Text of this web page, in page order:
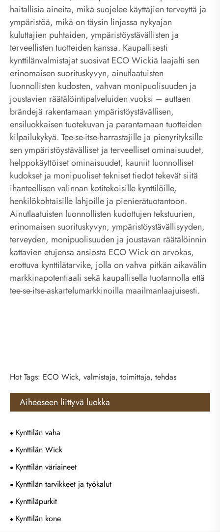
haitallisia aineita, mikä suojelee käyttäjien terveyttä ja
ympäristöä, mikä on täysin linjassa nykyajan
kuluttajien puhtaiden, ympäristöystävällisten ja
terveellisten tuotteiden kanssa. Kaupallisesti
kynttilänvalmistajat suosivat ECO Wickiä laajalti sen
erinomaisen suorituskyvyn, ainutlaatuisten
luonnollisten kudosten, vahvan monipuolisuuden ja
joustavien räätälöintipalveluiden vuoksi – auttaen
brändejä rakentamaan ympäristöystävällisen,
ensiluokkaisen tuotekuvan ja parantamaan tuotteiden
kilpailukykyä. Tee-se-itse-harrastajille ja pienyrityksille
sen ympäristöystävälliset ja terveelliset ominaisuudet,
helppokäyttöiset ominaisuudet, kauniit luonnolliset
kudokset ja monipuoliset tekniset tiedot tekevät siitä
ihanteellisen valinnan kotitekoisille kynttilöille,
henkilökohtaisille lahjoille ja pienierätuotantoon.
Ainutlaatuisten luonnollisten kudottujen tekstuurien,
erinomaisen suorituskyvyn, ympäristöystävällisyyden,
terveyden, monipuolisuuden ja joustavan räätälöinnin
kattavien etujensa ansiosta ECO Wick on arvokas,
erottuva kynttilätarvike, jolla on vahva pitkän aikavälin
markkinapotentiaali sekä kaupallisella tuotannolla että
tee-se-itse-askartelumarkkinoilla maailmanlaajuisesti.
Hot Tags: ECO Wick, valmistaja, toimittaja, tehdas
Aiheeseen liittyvä luokka
Kynttilän vaha
Kynttilän Wick
Kynttilän väriaineet
Kynttilän tarvikkeet ja työkalut
Kynttiläpurkit
Kynttilän kone